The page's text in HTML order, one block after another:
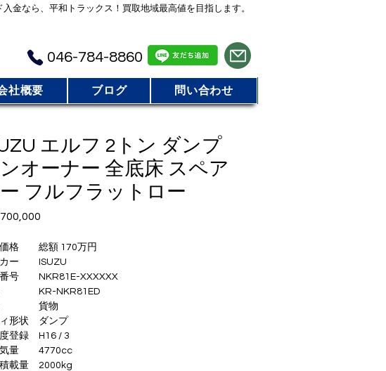
金なら、平和トラックス！買取地域最高値を目指します。
046-784-8860
社概要 ブログ 問い合わせ
エルフ 2トン ダンプ
オーナー 全底床 スペア
フルフラットロー
価格 総額 170万円
カー ISUZU
号 NKR81E-XXXXXX
KR-NKR81ED
貨物
形状 ダンプ
登録 H16 / 3
気量 4770cc
載量 2000kg